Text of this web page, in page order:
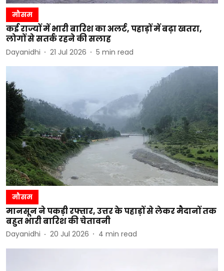
मौसम
कई राज्यों में भारी बारिश का अलर्ट, पहाड़ों में बढ़ा खतरा,
लोगों से सतर्क रहने की सलाह
Dayanidhi 21 Jul 2026 5 min read
मौसम
मानसून ने पकड़ी रफ्तार, उत्तर के पहाड़ों से लेकर मैदानों तक
बहुत भारी बारिश की चेतावनी
Dayanidhi 20 Jul 2026 4 min read